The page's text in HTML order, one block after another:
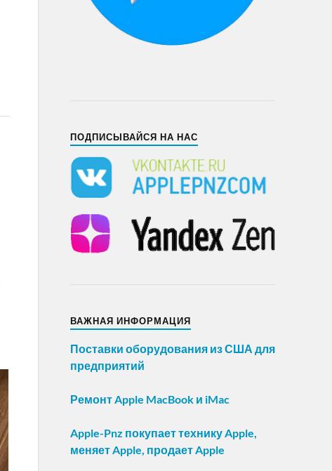
ПОДПИСЫВАЙСЯ НА НАС
ВАЖНАЯ ИНФОРМАЦИЯ
Поставки оборудования из США для
предприятий
Ремонт Apple MacBook и iMac
Apple-Pnz покупает технику Apple,
меняет Apple, продает Apple